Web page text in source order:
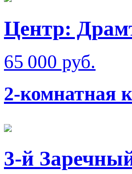
Центр:
65 000 руб.
2-комнатная
3-й